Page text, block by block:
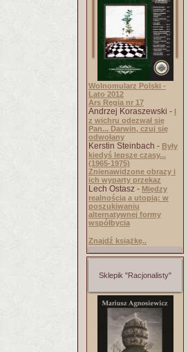
Wolnomularz Polski -
Lato 2012
Ars Regia nr 17
Andrzej Koraszewski - I
z wichru odezwał się
Pan... Darwin, czuj się
odwołany
Kerstin Steinbach - Były
kiedyś lepsze czasy...
(1965-1975)
Znienawidzone obrazy i
ich wyparty przekaz
Lech Ostasz - Między
realnością a utopią: w
poszukiwaniu
alternatywnej formy
współbycia
Znajdź książkę..
Sklepik "Racjonalisty"